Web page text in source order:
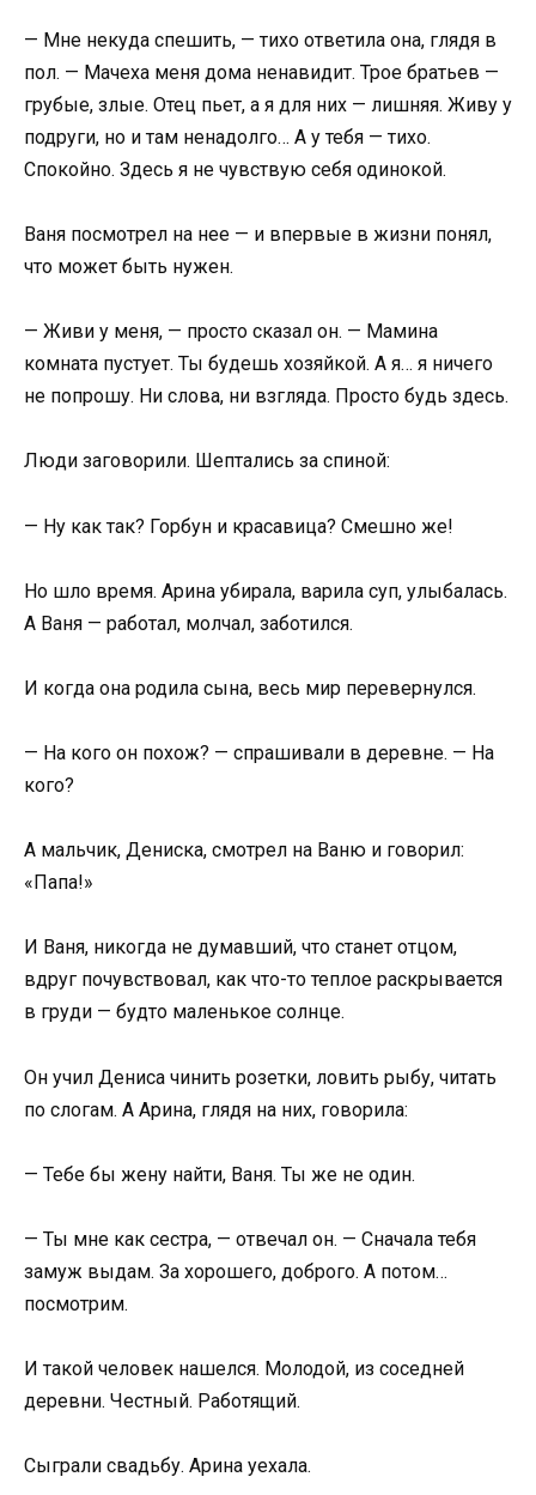
— Мне некуда спешить, — тихо ответила она, глядя в
пол. — Мачеха меня дома ненавидит. Трое братьев —
грубые, злые. Отец пьет, а я для них — лишняя. Живу у
подруги, но и там ненадолго… А у тебя — тихо.
Спокойно. Здесь я не чувствую себя одинокой.
Ваня посмотрел на нее — и впервые в жизни понял,
что может быть нужен.
— Живи у меня, — просто сказал он. — Мамина
комната пустует. Ты будешь хозяйкой. А я… я ничего
не попрошу. Ни слова, ни взгляда. Просто будь здесь.
Люди заговорили. Шептались за спиной:
— Ну как так? Горбун и красавица? Смешно же!
Но шло время. Арина убирала, варила суп, улыбалась.
А Ваня — работал, молчал, заботился.
И когда она родила сына, весь мир перевернулся.
— На кого он похож? — спрашивали в деревне. — На
кого?
А мальчик, Дениска, смотрел на Ваню и говорил:
«Папа!»
И Ваня, никогда не думавший, что станет отцом,
вдруг почувствовал, как что-то теплое раскрывается
в груди — будто маленькое солнце.
Он учил Дениса чинить розетки, ловить рыбу, читать
по слогам. А Арина, глядя на них, говорила:
— Тебе бы жену найти, Ваня. Ты же не один.
— Ты мне как сестра, — отвечал он. — Сначала тебя
замуж выдам. За хорошего, доброго. А потом…
посмотрим.
И такой человек нашелся. Молодой, из соседней
деревни. Честный. Работящий.
Сыграли свадьбу. Арина уехала.